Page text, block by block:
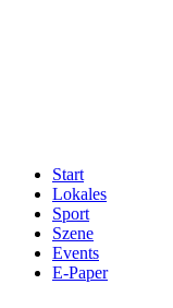
Start
Lokales
Sport
Szene
Events
E-Paper